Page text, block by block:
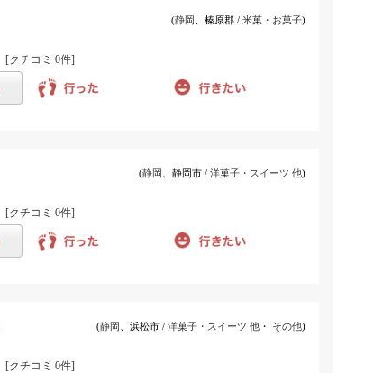
(静岡 、榛原郡 / 米菓・お菓子)
[クチコミ0件]
(静岡 、静岡市 / 洋菓子・スイーツ 他)
[クチコミ0件]
(静岡 、浜松市 / 洋菓子・スイーツ 他 ・ その他)
[クチコミ0件]